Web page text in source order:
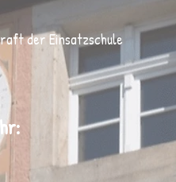
der Einsatzschule